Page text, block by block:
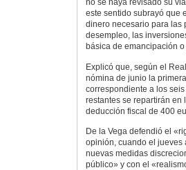
no se haya revisado su
este sentido subrayó que
dinero necesario para las
desempleo, las
básica de emancipación
Explicó que, según el
nómina de junio la
correspondiente a los
restantes se repartirán en
deducción fiscal de 400
De la Vega defendió el
opinión, cuando el jueves
nuevas medidas
público» y con el